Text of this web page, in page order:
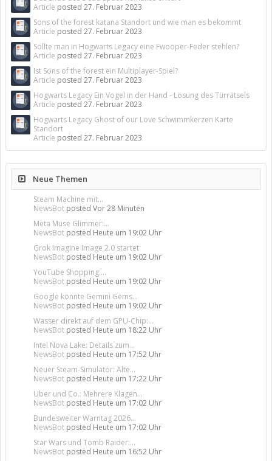
Article posted 27. Februar 2023
Sons of the forest katana Standort und wie man es bekommt
Article posted 27. Februar 2023
Sollte man in Hogwarts Legacy eine Fwooper-Feder stehlen?
Article posted 27. Februar 2023
Ist Sons of the forest ein Multiplayer-Spiel?
Article posted 27. Februar 2023
Hogwarts Legacy Ein Vogel in der Hand - Lösung des Türrätsels
Article posted 27. Februar 2023
Hogwarts Legacy Ghost of our Love Schwimmkerzen Karte
Standort
Article posted 27. Februar 2023
Neue Themen
Steam Machine mit...
NewsBot posted Vor 28 Minuten
Meta Muse Glimmer:...
NewsBot posted Heute um 19:02 Uhr
Grok Imagine Image 2.0 startet
NewsBot posted Heute um 19:02 Uhr
YouTube Shopping:...
NewsBot posted Heute um 19:02 Uhr
Google könnte Gemini Gems...
NewsBot posted Heute um 19:02 Uhr
Wasser direkt auf dem GPU-Chip:...
NewsBot posted Heute um 18:22 Uhr
Intel Nova Lake: Details zum...
NewsBot posted Heute um 17:52 Uhr
Neuer Steam-Simulator: Alte...
NewsBot posted Heute um 17:22 Uhr
Uber und Co.: Mehrere Klagen...
NewsBot posted Heute um 17:02 Uhr
Bundesweiter Warntag 2026...
NewsBot posted Heute um 17:02 Uhr
Star Wars und Tomb Raider:...
NewsBot posted Heute um 16:52 Uhr